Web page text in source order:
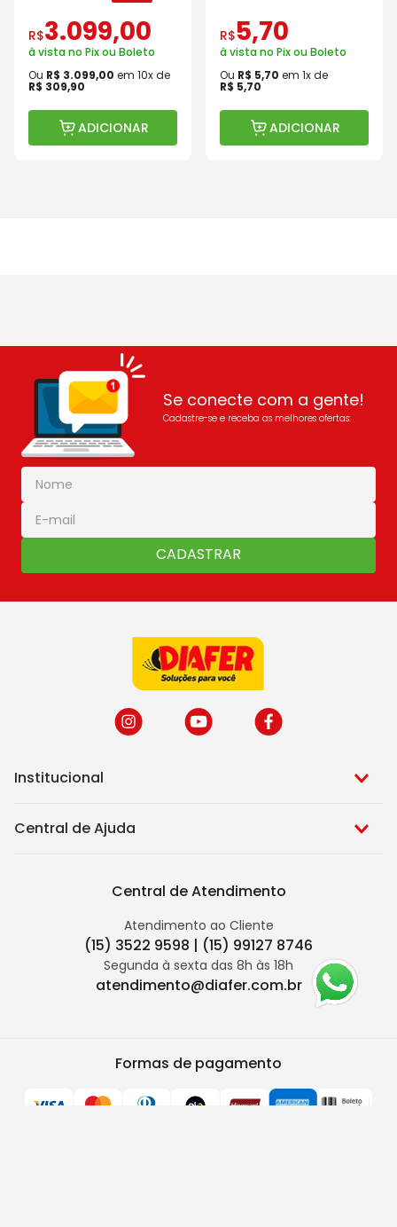
R$3.099,00
à vista no Pix ou Boleto
Ou R$ 3.099,00 em 10x de
R$ 309,90
ADICIONAR
R$5,70
à vista no Pix ou Boleto
Ou R$ 5,70 em 1x de
R$ 5,70
ADICIONAR
Se conecte com a gente!
Cadastre-se e receba as melhores ofertas:
CADASTRAR
Institucional
Central de Ajuda
Central de Atendimento
Atendimento ao Cliente
(15) 3522 9598 | (15) 99127 8746
Segunda à sexta das 8h às 18h
atendimento@diafer.com.br
Formas de pagamento